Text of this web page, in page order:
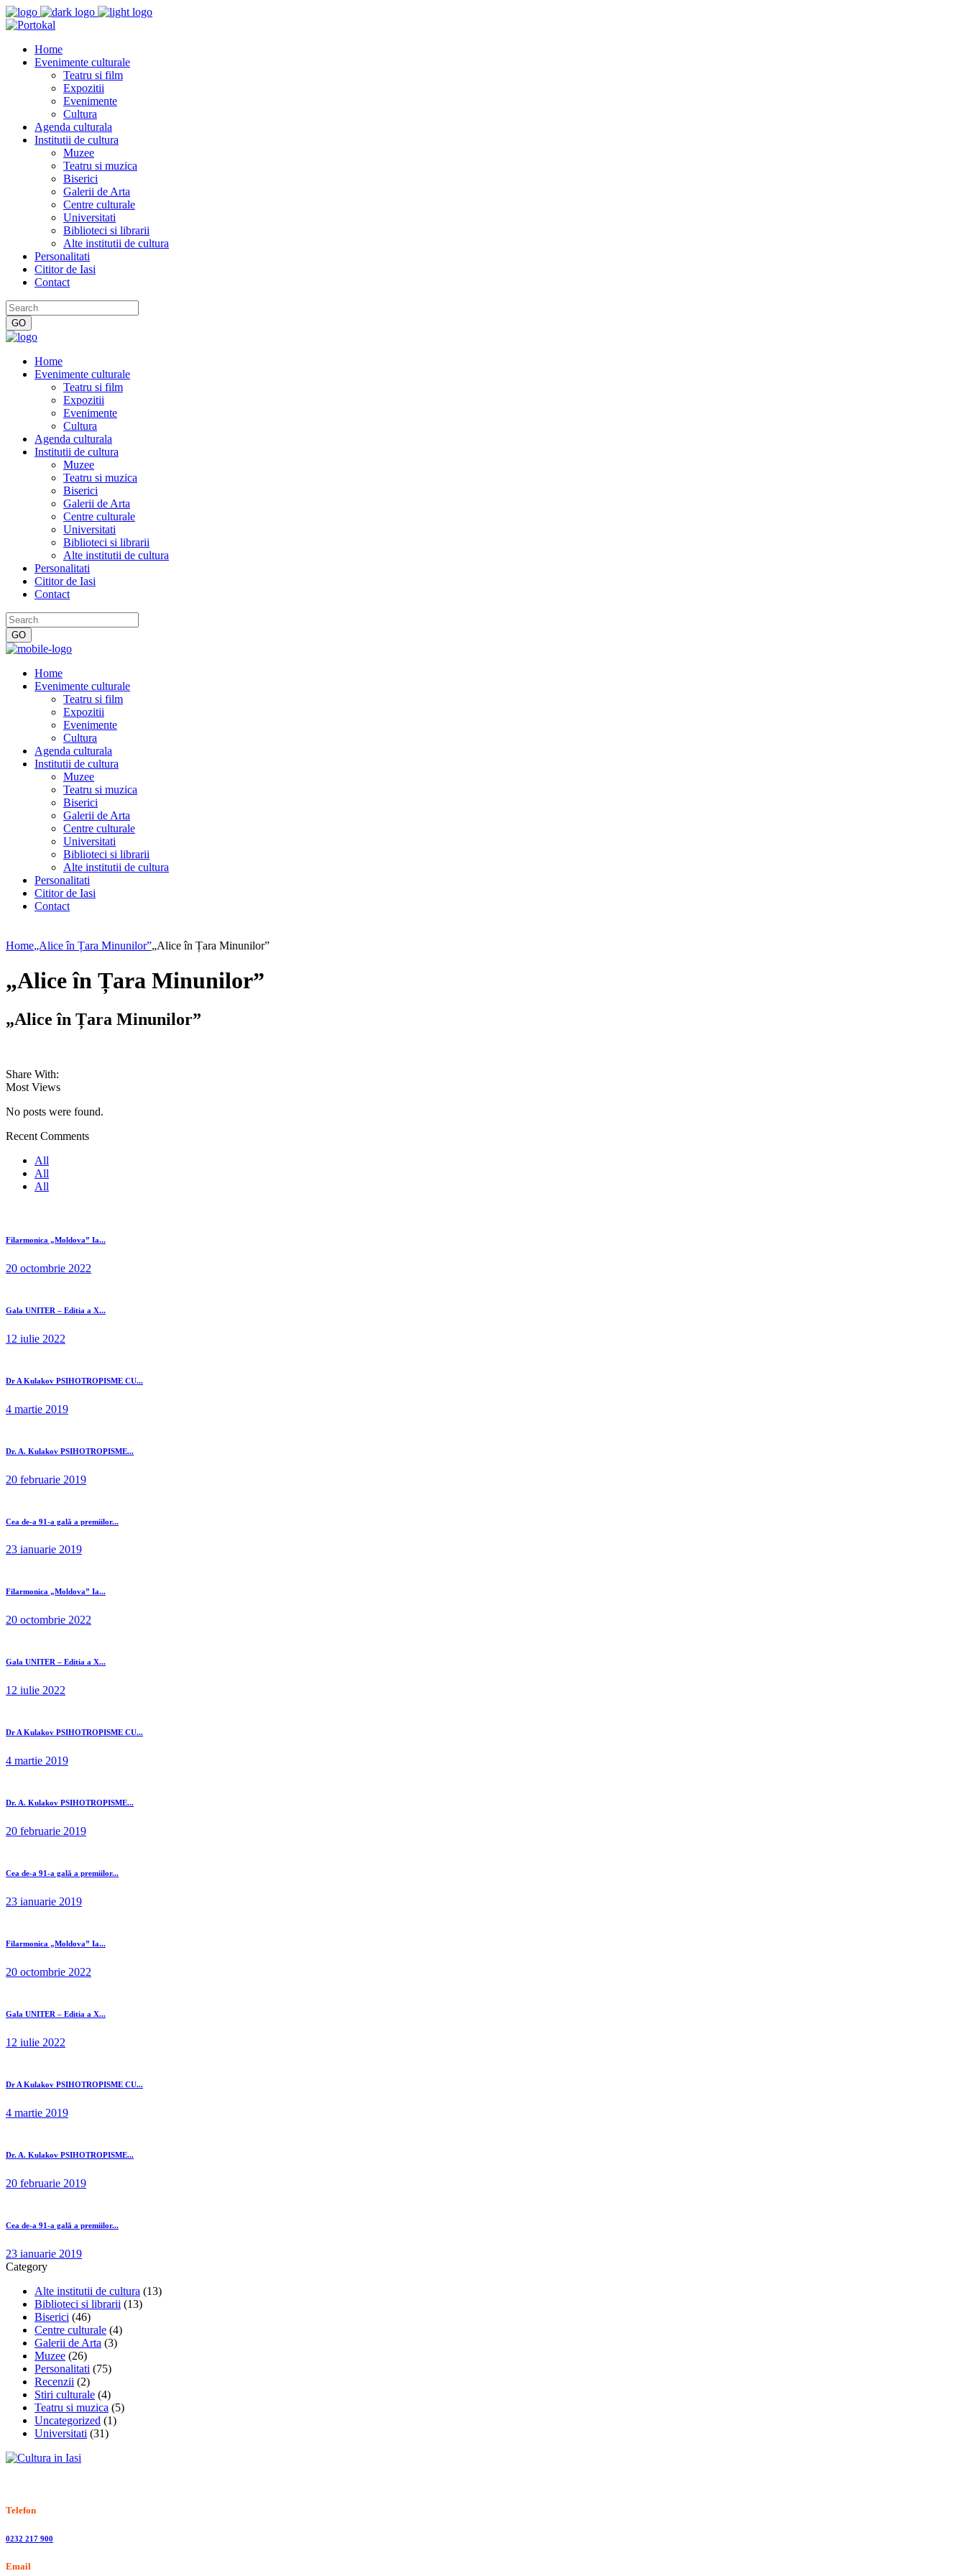
Home
Evenimente culturale
Teatru si film
Expozitii
Evenimente
Cultura
Agenda culturala
Institutii de cultura
Muzee
Teatru si muzica
Biserici
Galerii de Arta
Centre culturale
Universitati
Biblioteci si librarii
Alte institutii de cultura
Personalitati
Cititor de Iasi
Contact
Home
Evenimente culturale
Teatru si film
Expozitii
Evenimente
Cultura
Agenda culturala
Institutii de cultura
Muzee
Teatru si muzica
Biserici
Galerii de Arta
Centre culturale
Universitati
Biblioteci si librarii
Alte institutii de cultura
Personalitati
Cititor de Iasi
Contact
Home
Evenimente culturale
Teatru si film
Expozitii
Evenimente
Cultura
Agenda culturala
Institutii de cultura
Muzee
Teatru si muzica
Biserici
Galerii de Arta
Centre culturale
Universitati
Biblioteci si librarii
Alte institutii de cultura
Personalitati
Cititor de Iasi
Contact
Home„Alice în Țara Minunilor”„Alice în Țara Minunilor”
„Alice în Țara Minunilor”
„Alice în Țara Minunilor”
Share With:
Most Views
No posts were found.
Recent Comments
All
All
All
Filarmonica „Moldova” Ia...
20 octombrie 2022
Gala UNITER – Editia a X...
12 iulie 2022
Dr A Kulakov PSIHOTROPISME CU...
4 martie 2019
Dr. A. Kulakov PSIHOTROPISME...
20 februarie 2019
Cea de-a 91-a gală a premiilor...
23 ianuarie 2019
Filarmonica „Moldova” Ia...
20 octombrie 2022
Gala UNITER – Editia a X...
12 iulie 2022
Dr A Kulakov PSIHOTROPISME CU...
4 martie 2019
Dr. A. Kulakov PSIHOTROPISME...
20 februarie 2019
Cea de-a 91-a gală a premiilor...
23 ianuarie 2019
Filarmonica „Moldova” Ia...
20 octombrie 2022
Gala UNITER – Editia a X...
12 iulie 2022
Dr A Kulakov PSIHOTROPISME CU...
4 martie 2019
Dr. A. Kulakov PSIHOTROPISME...
20 februarie 2019
Cea de-a 91-a gală a premiilor...
23 ianuarie 2019
Category
Alte institutii de cultura (13)
Biblioteci si librarii (13)
Biserici (46)
Centre culturale (4)
Galerii de Arta (3)
Muzee (26)
Personalitati (75)
Recenzii (2)
Stiri culturale (4)
Teatru si muzica (5)
Uncategorized (1)
Universitati (31)
Telefon
0232 217 900
Email